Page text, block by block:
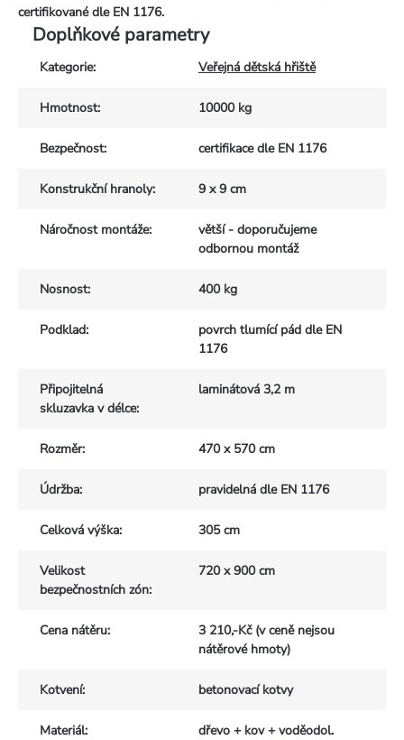
certifikované dle EN 1176.
Doplňkové parametry
Kategorie: Veřejná dětská hřiště
Hmotnost: 10000 kg
Bezpečnost: certifikace dle EN 1176
Konstrukční hranoly: 9 x 9 cm
Náročnost montáže:
větší - doporučujeme
odbornou montáž
Nosnost: 400 kg
Podklad:
povrch tlumící pád dle EN
1176
Připojitelná
skluzavka v délce:
laminátová 3,2 m
Rozměr: 470 x 570 cm
Údržba: pravidelná dle EN 1176
Celková výška: 305 cm
Velikost
bezpečnostních zón:
720 x 900 cm
Cena nátěru:
3 210,-Kč (v ceně nejsou
nátěrové hmoty)
Kotvení: betonovací kotvy
Materiál: dřevo + kov + voděodol.